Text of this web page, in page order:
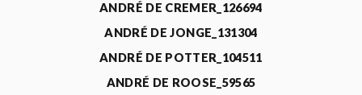
ANDRÉ DE CREMER_126694
ANDRÉ DE JONGE_131304
ANDRÉ DE POTTER_104511
ANDRÉ DE ROOSE_59565